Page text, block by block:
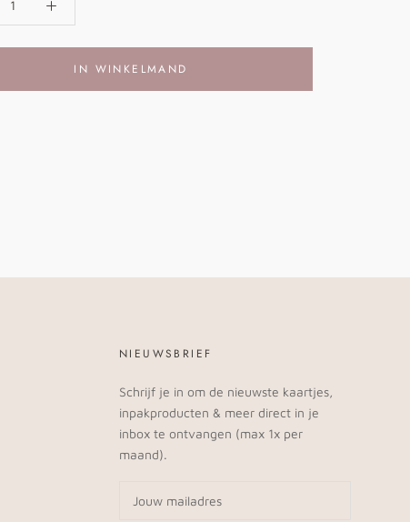
IN WINKELMAND
NIEUWSBRIEF
Schrijf je in om de nieuwste kaartjes,
inpakproducten & meer direct in je
inbox te ontvangen (max 1x per
maand).